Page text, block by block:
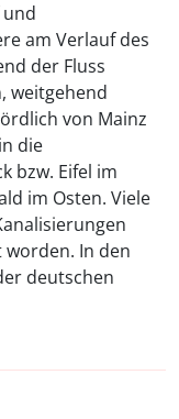
und
am Verlauf des
der Fluss
weitgehend
von Mainz
die
bzw. Eifel im
im Osten. Viele
In den
deutschen